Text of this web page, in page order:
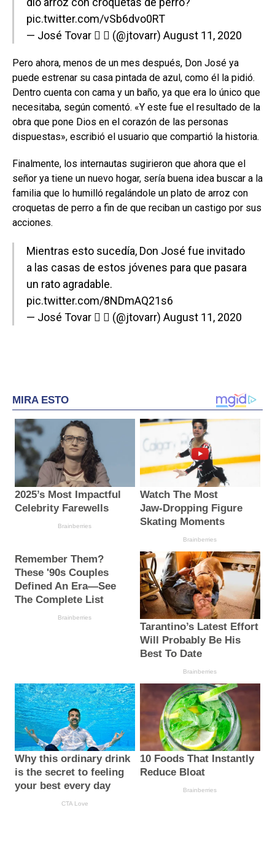
pic.twitter.com/vSb6dvo0RT
— José Tovar  ♛ (@jtovarr) August 11, 2020
Pero ahora, menos de un mes después, Don José ya
puede estrenar su casa pintada de azul, como él la pidió.
Dentro cuenta con cama y un baño, ya que era lo único que
necesitaba, según comentó. «Y este fue el resultado de la
obra que pone Dios en el corazón de las personas
dispuestas», escribió el usuario que compartió la historia.
Finalmente, los internautas sugirieron que ahora que el
señor ya tiene un nuevo hogar, sería buena idea buscar a la
familia que lo humilló regalándole un plato de arroz con
croquetas de perro a fin de que reciban un castigo por sus
acciones.
Mientras esto sucedía, Don José fue invitado
a las casas de estos jóvenes para que pasara
un rato agradable.
pic.twitter.com/8NDmAQ21s6
— José Tovar  ♛ (@jtovarr) August 11, 2020